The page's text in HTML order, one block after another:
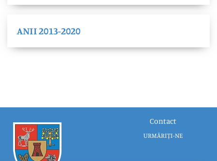
ANII 2013-2020
Contact
URMĂRIȚI-NE